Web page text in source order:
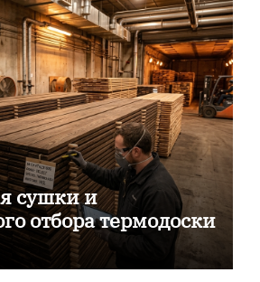
сушки и
отбора термодоски